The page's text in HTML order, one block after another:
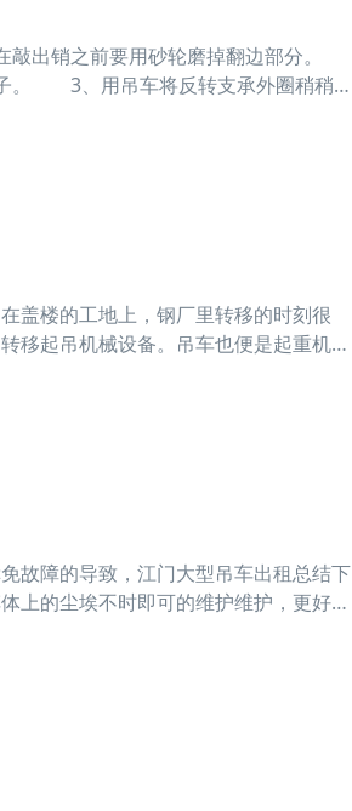
出销之前要用砂轮磨掉翻边部分。
。 3、用吊车将反转支承外圈稍稍吊
楼的工地上，钢厂里转移的时刻很
移起吊机械设备。吊车也便是起重机械
障的导致，江门大型吊车出租总结下
的尘埃不时即可的维护维护，更好幸